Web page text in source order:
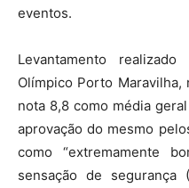
eventos.
Levantamento
Olímpico Porto
nota 8,8 como média
aprovação do mesmo
como “extremamente
sensação de